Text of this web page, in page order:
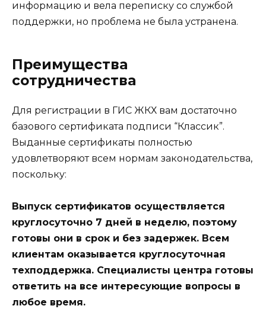
информацию и вела переписку со службой
поддержки, но проблема не была устранена.
Преимущества
сотрудничества
Для регистрации в ГИС ЖКХ вам достаточно
базового сертификата подписи “Классик”.
Выданные сертификаты полностью
удовлетворяют всем нормам законодательства,
поскольку:
Выпуск сертификатов осуществляется
круглосуточно 7 дней в неделю, поэтому
готовы они в срок и без задержек. Всем
клиентам оказывается круглосуточная
техподдержка. Специалисты центра готовы
ответить на все интересующие вопросы в
любое время.